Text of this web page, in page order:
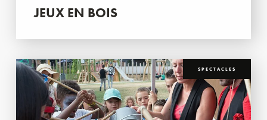
JEUX EN BOIS
SPECTACLES